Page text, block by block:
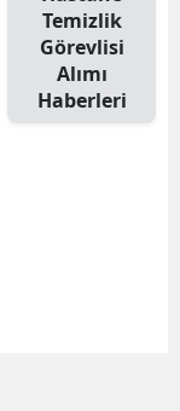
Temizlik
Görevlisi
Alımı
Haberleri